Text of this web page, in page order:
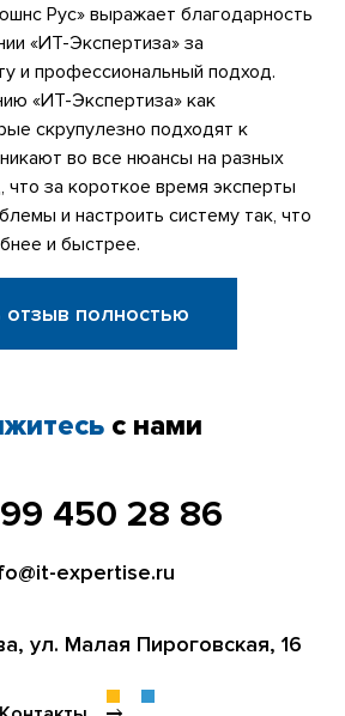
Рус» выражает благодарность
«ИТ-Экспертиза» за
и профессиональный подход.
«ИТ-Экспертиза» как
скрупулезно подходят к
во все нюансы на разных
что за короткое время эксперты
и настроить систему так, что
и быстрее.
отзыв полностью
с нами
450 28 86
expertise.ru
ул. Малая Пироговская, 16